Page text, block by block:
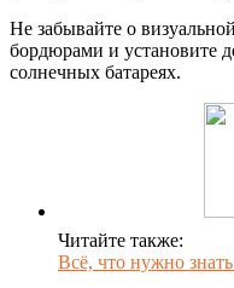
Не забывайте о
бордюрами и установите
солнечных батареях.
Читайте также:
Всё, что нужно